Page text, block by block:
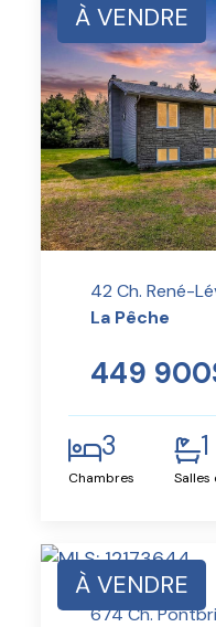
À VENDRE
42 Ch. René-
La Pêche
449
3
Chambres
1
Salles
À VENDRE
674 Ch.